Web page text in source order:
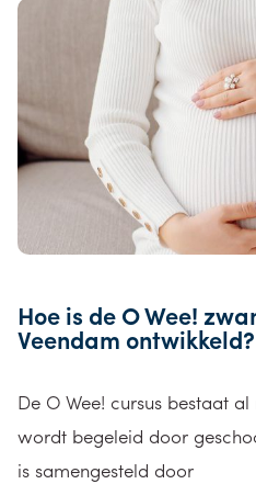
Hoe is de O Wee!
Veendam ontwikkeld?
De O Wee! cursus bestaat
wordt begeleid door
is samengesteld door